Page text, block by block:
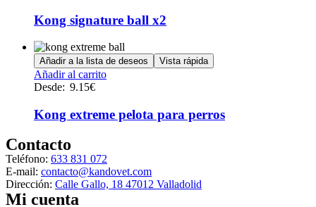
múltiples
variantes.
Las
opciones
se
pueden
la
producto
Kong signature ball x2
Añadir a la lista de deseos Vista rápida
Añadir al carritoEste
múltiples
variantes.
se
pueden
elegir
Desde: 9.15€
Kong extreme pelota para perros
Contacto
Teléfono: 633 831 072
E-mail: contacto@kandovet.com
Dirección: Calle Gallo, 18 47012 Valladolid
Mi cuenta